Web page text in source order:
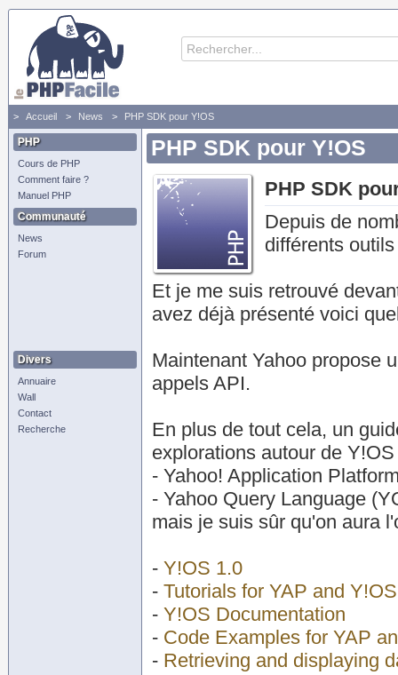
Accueil News PHP SDK pour Y!OS
PHP
Cours de PHP
Comment faire ?
Manuel PHP
Communauté
News
Forum
Divers
Annuaire
Wall
Contact
Recherche
PHP SDK pour Y!OS
PHP SDK
Depuis de
différents
Et je me suis retrouvé
avez déjà présenté voici
Maintenant Yahoo propose
appels API.
En plus de tout cela, un
explorations autour de
- Yahoo! Application
- Yahoo Query Language
mais je suis sûr qu'on aura
- Y!OS 1.0
- Tutorials for YAP and Y!OS
- Y!OS Documentation
- Code Examples for YAP
- Retrieving and displaying